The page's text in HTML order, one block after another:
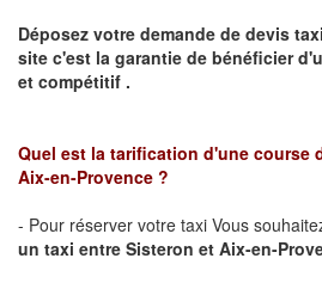
Déposez votre demande de devis
site c'est la garantie de bénéficier
et compétitif .
Quel est la tarification d'une course
Aix-en-Provence ?
- Pour réserver votre taxi Vous
un taxi entre Sisteron et Aix-en-